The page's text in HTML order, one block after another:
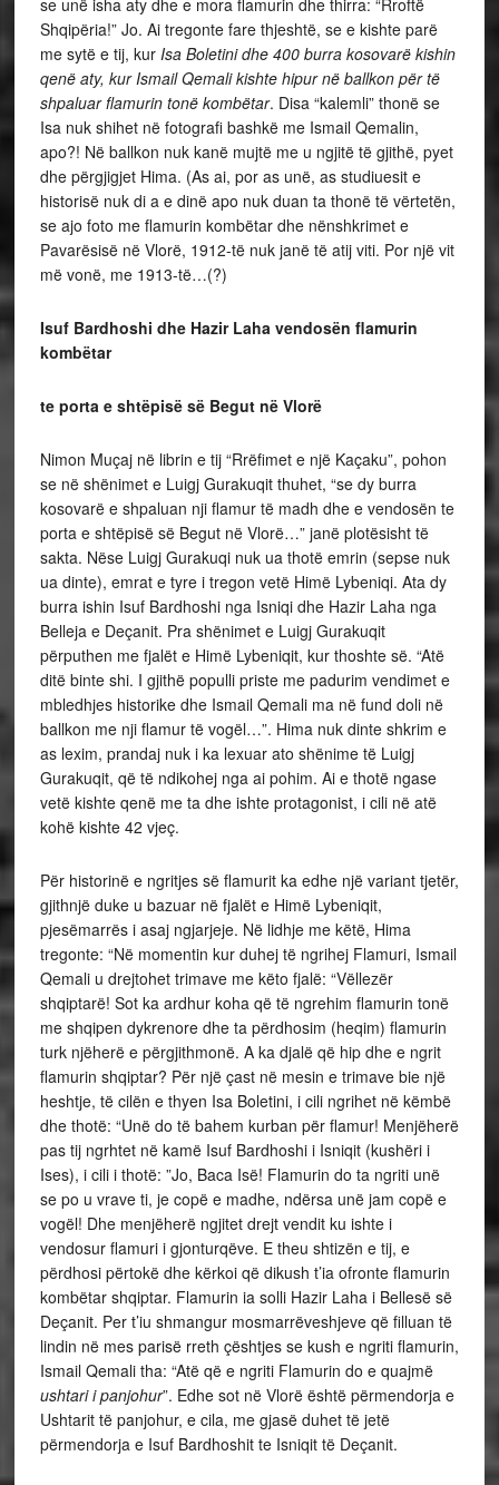
se unë isha aty dhe e mora flamurin dhe thirra: “Rroftë
Shqipëria!” Jo. Ai tregonte fare thjeshtë, se e kishte parë
me sytë e tij, kur Isa Boletini dhe 400 burra kosovarë kishin
qenë aty, kur Ismail Qemali kishte hipur në ballkon për të
shpaluar flamurin tonë kombëtar. Disa “kalemli” thonë se
Isa nuk shihet në fotografi bashkë me Ismail Qemalin,
apo?! Në ballkon nuk kanë mujtë me u ngjitë të gjithë, pyet
dhe përgjigjet Hima. (As ai, por as unë, as studiuesit e
historisë nuk di a e dinë apo nuk duan ta thonë të vërtetën,
se ajo foto me flamurin kombëtar dhe nënshkrimet e
Pavarësisë në Vlorë, 1912-të nuk janë të atij viti. Por një vit
më vonë, me 1913-të…(?)
Isuf Bardhoshi dhe Hazir Laha vendosën flamurin
kombëtar
te porta e shtëpisë së Begut në Vlorë
Nimon Muçaj në librin e tij “Rrëfimet e një Kaçaku”, pohon
se në shënimet e Luigj Gurakuqit thuhet, “se dy burra
kosovarë e shpaluan nji flamur të madh dhe e vendosën te
porta e shtëpisë së Begut në Vlorë…” janë plotësisht të
sakta. Nëse Luigj Gurakuqi nuk ua thotë emrin (sepse nuk
ua dinte), emrat e tyre i tregon vetë Himë Lybeniqi. Ata dy
burra ishin Isuf Bardhoshi nga Isniqi dhe Hazir Laha nga
Belleja e Deçanit. Pra shënimet e Luigj Gurakuqit
përputhen me fjalët e Himë Lybeniqit, kur thoshte së. “Atë
ditë binte shi. I gjithë populli priste me padurim vendimet e
mbledhjes historike dhe Ismail Qemali ma në fund doli në
ballkon me nji flamur të vogël…”. Hima nuk dinte shkrim e
as lexim, prandaj nuk i ka lexuar ato shënime të Luigj
Gurakuqit, që të ndikohej nga ai pohim. Ai e thotë ngase
vetë kishte qenë me ta dhe ishte protagonist, i cili në atë
kohë kishte 42 vjeç.
Për historinë e ngritjes së flamurit ka edhe një variant tjetër,
gjithnjë duke u bazuar në fjalët e Himë Lybeniqit,
pjesëmarrës i asaj ngjarjeje. Në lidhje me këtë, Hima
tregonte: “Në momentin kur duhej të ngrihej Flamuri, Ismail
Qemali u drejtohet trimave me këto fjalë: “Vëllezër
shqiptarë! Sot ka ardhur koha që të ngrehim flamurin tonë
me shqipen dykrenore dhe ta përdhosim (heqim) flamurin
turk njëherë e përgjithmonë. A ka djalë që hip dhe e ngrit
flamurin shqiptar? Për një çast në mesin e trimave bie një
heshtje, të cilën e thyen Isa Boletini, i cili ngrihet në këmbë
dhe thotë: “Unë do të bahem kurban për flamur! Menjëherë
pas tij ngrhtet në kamë Isuf Bardhoshi i Isniqit (kushëri i
Ises), i cili i thotë: ”Jo, Baca Isë! Flamurin do ta ngriti unë
se po u vrave ti, je copë e madhe, ndërsa unë jam copë e
vogël! Dhe menjëherë ngjitet drejt vendit ku ishte i
vendosur flamuri i gjonturqëve. E theu shtizën e tij, e
përdhosi përtokë dhe kërkoi që dikush t’ia ofronte flamurin
kombëtar shqiptar. Flamurin ia solli Hazir Laha i Bellesë së
Deçanit. Per t’iu shmangur mosmarrëveshjeve që filluan të
lindin në mes parisë rreth çështjes se kush e ngriti flamurin,
Ismail Qemali tha: “Atë që e ngriti Flamurin do e quajmë
ushtari i panjohur”. Edhe sot në Vlorë është përmendorja e
Ushtarit të panjohur, e cila, me gjasë duhet të jetë
përmendorja e Isuf Bardhoshit te Isniqit të Deçanit.